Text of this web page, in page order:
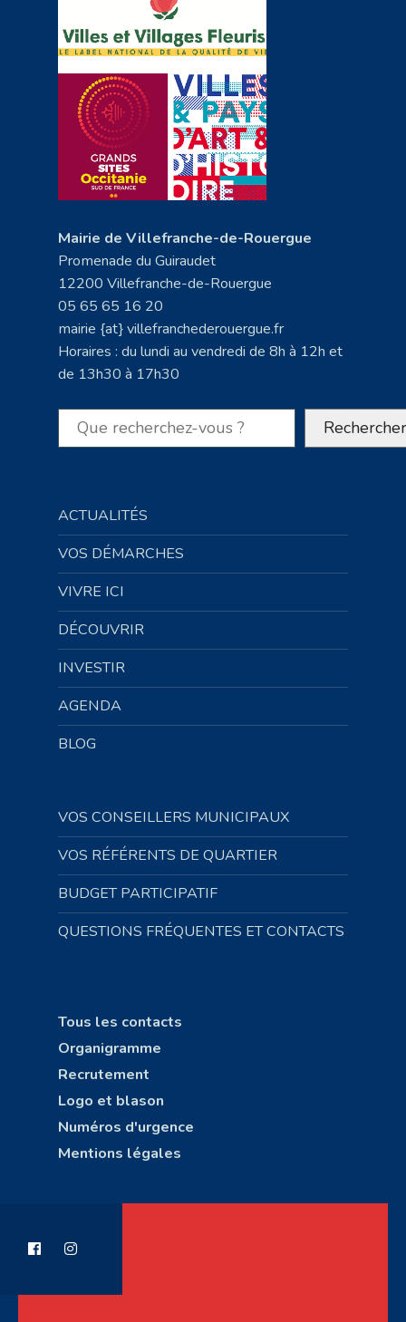
Mairie de Villefranche-de-Rouergue
Promenade du Guiraudet
12200 Villefranche-de-Rouergue
05 65 65 16 20
mairie {at} villefranchederouergue.fr
Horaires : du lundi au vendredi de 8h à 12h et
de 13h30 à 17h30
Rechercher Rechercher
ACTUALITÉS
VOS DÉMARCHES
VIVRE ICI
DÉCOUVRIR
INVESTIR
AGENDA
BLOG
VOS CONSEILLERS MUNICIPAUX
VOS RÉFÉRENTS DE QUARTIER
BUDGET PARTICIPATIF
QUESTIONS FRÉQUENTES ET CONTACTS
Tous les contacts
Organigramme
Recrutement
Logo et blason
Numéros d'urgence
Mentions légales